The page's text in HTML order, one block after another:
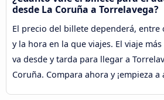
desde La Coruña a Torrelavega?
El precio del billete dependerá, entre
y la hora en la que viajes. El viaje
va desde y tarda para llegar a
Coruña. Compara ahora y ¡empieza a